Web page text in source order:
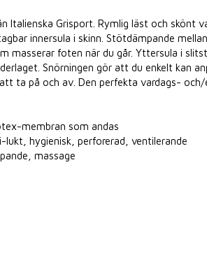
Italienska Grisport. Rymlig läst och skönt
innersula i skinn. Stötdämpande
masserar foten när du går. Yttersula i
Snörningen gör att du enkelt kan
ta på och av. Den perfekta vardags- och/
membran som andas
lukt, hygienisk, perforerad, ventilerande
massage